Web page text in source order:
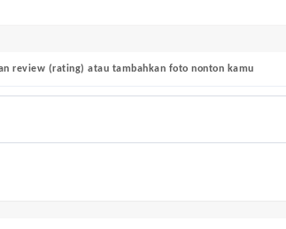
review (rating) atau tambahkan foto nonton kamu